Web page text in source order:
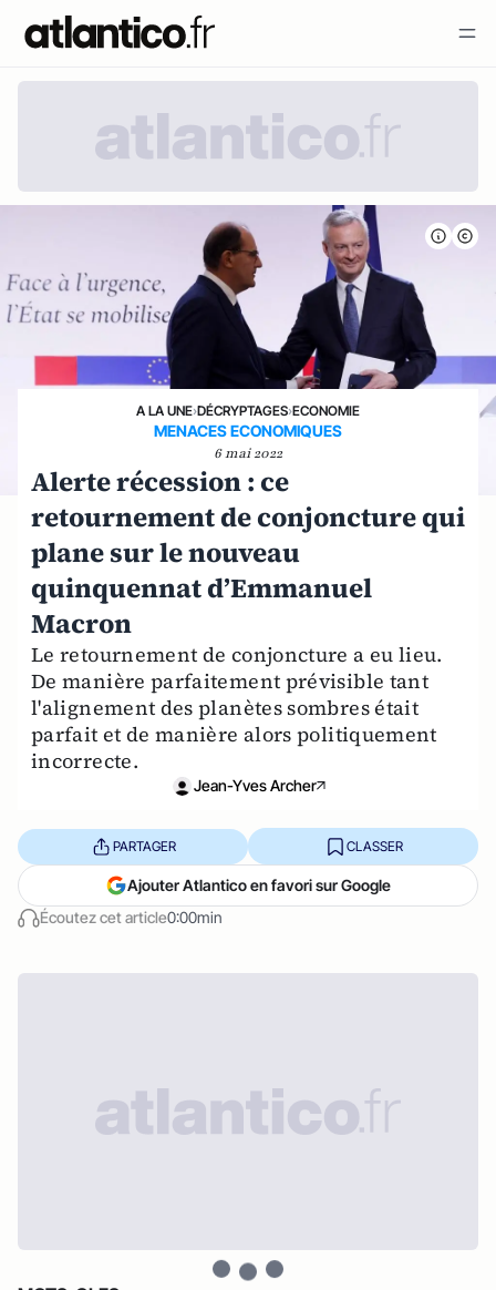
A LA UNE›DÉCRYPTAGES›ECONOMIE
MENACES ECONOMIQUES
6 mai 2022
Alerte récession : ce
retournement de conjoncture qui
plane sur le nouveau
quinquennat d’Emmanuel
Macron
Le retournement de conjoncture a eu lieu.
De manière parfaitement prévisible tant
l'alignement des planètes sombres était
parfait et de manière alors politiquement
incorrecte.
Jean-Yves Archer
Écoutez cet article0:00min
PARTAGER CLASSER
Ajouter Atlantico en favori sur Google